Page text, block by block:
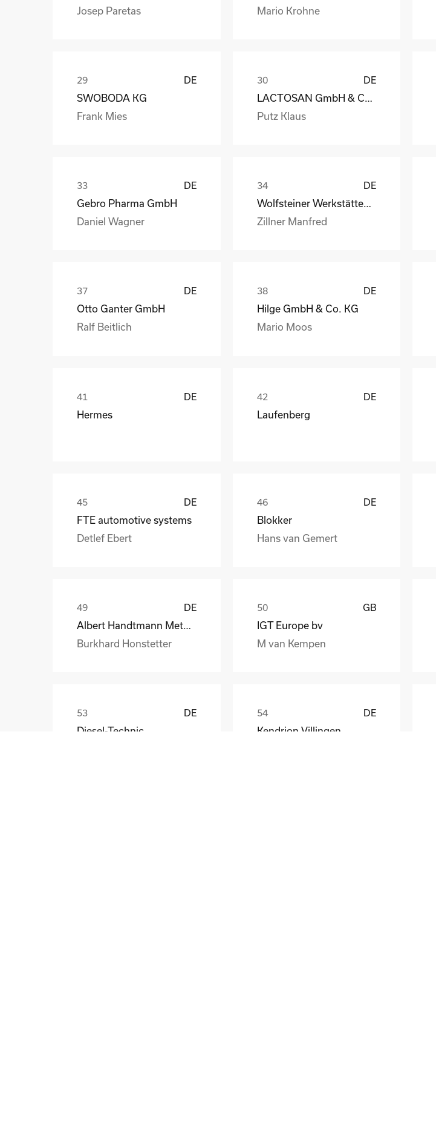
Josep Paretas
Mario Krohne
DE
SWOBODA KG
Frank Mies
DE
LACTOSAN GmbH & Co. KG
Putz Klaus
DE
Gebro Pharma GmbH
Daniel Wagner
DE
Wolfsteiner Werkstätten, Außenstelle Industriemo
Zillner Manfred
DE
Otto Ganter GmbH
Ralf Beitlich
DE
Hilge GmbH & Co. KG
Mario Moos
DE
Hermes
DE
Laufenberg
DE
FTE automotive systems
Detlef Ebert
DE
Blokker
Hans van Gemert
DE
Burkhard Honstetter
GB
IGT Europe bv
M van Kempen
DE
Diesel-Technic
DE
Kendrion Villingen